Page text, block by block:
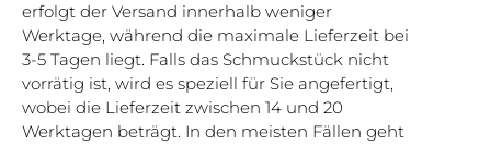
erfolgt der Versand innerhalb weniger
Werktage, während die maximale Lieferzeit bei
3-5 Tagen liegt. Falls das Schmuckstück nicht
vorrätig ist, wird es speziell für Sie angefertigt,
wobei die Lieferzeit zwischen 14 und 20
Werktagen beträgt. In den meisten Fällen geht